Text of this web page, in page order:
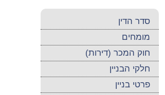
סדר הדין
מומחים
חוק המכר (דירות)
חלקי הבניין
פרטי בניין